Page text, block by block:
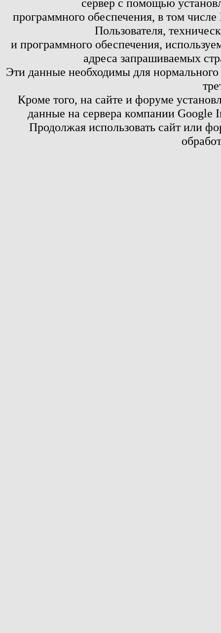
сервер с помощью
программного обеспечения, в том
Пользователя,
и программного обеспечения,
адреса запрашиваемых
Эти данные необходимы для
Кроме того, на сайте и форуме
данные на сервера компании
Продолжая использовать сайт или